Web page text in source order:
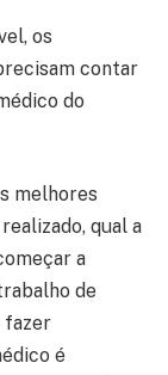
os
contar
do
melhores
qual a
a
de
fazer
é